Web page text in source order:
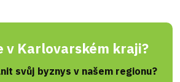
v Karlovarském kraji?
svůj byznys v našem regionu?